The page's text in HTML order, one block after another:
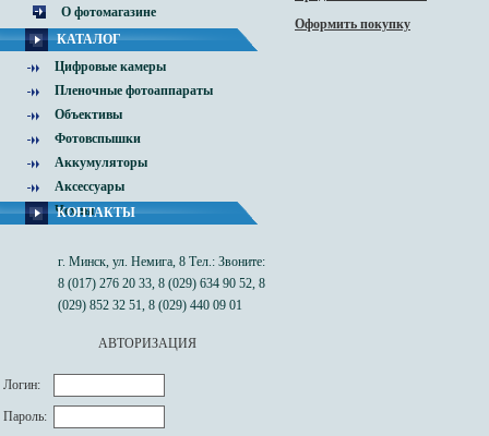
О фотомагазине
КАТАЛОГ
Цифровые камеры
Пленочные фотоаппараты
Объективы
Фотовспышки
Аккумуляторы
Аксессуары
Чехлы
КОНТАКТЫ
г. Минск, ул. Немига, 8 Тел.: Звоните:
8 (017) 276 20 33, 8 (029) 634 90 52, 8
(029) 852 32 51, 8 (029) 440 09 01
АВТОРИЗАЦИЯ
Логин:
Пароль:
Оформить покупку